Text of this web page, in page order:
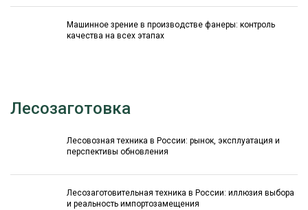
Машинное зрение в производстве фанеры: контроль
качества на всех этапах
Лесозаготовка
Лесовозная техника в России: рынок, эксплуатация и
перспективы обновления
Лесозаготовительная техника в России: иллюзия выбора
и реальность импортозамещения